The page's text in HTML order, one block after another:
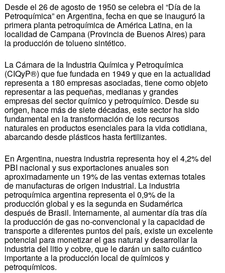
Desde el 26 de agosto de 1950 se celebra el “Día de la
Petroquímica” en Argentina, fecha en que se inauguró la
primera planta petroquímica de América Latina, en la
localidad de Campana (Provincia de Buenos Aires) para
la producción de tolueno sintético.
La Cámara de la Industria Química y Petroquímica
(CIQyP®) que fue fundada en 1949 y que en la actualidad
representa a 180 empresas asociadas, tiene como objeto
representar a las pequeñas, medianas y grandes
empresas del sector químico y petroquímico. Desde su
origen, hace más de siete décadas, este sector ha sido
fundamental en la transformación de los recursos
naturales en productos esenciales para la vida cotidiana,
abarcando desde plásticos hasta fertilizantes.
En Argentina, nuestra industria representa hoy el 4,2% del
PBI nacional y sus exportaciones anuales son
aproximadamente un 19% de las ventas externas totales
de manufacturas de origen industrial. La industria
petroquímica argentina representa el 0,9% de la
producción global y es la segunda en Sudamérica
después de Brasil. Internamente, al aumentar día tras día
la producción de gas no-convencional y la capacidad de
transporte a diferentes puntos del país, existe un excelente
potencial para monetizar el gas natural y desarrollar la
industria del litio y cobre, que le darán un salto cuántico
importante a la producción local de químicos y
petroquímicos.